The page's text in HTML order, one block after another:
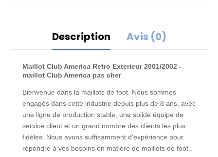
Description Avis (0)
Maillot Club America Retro Exterieur 2001/2002 -
maillot Club America pas cher
Bienvenue dans la maillots de foot. Nous sommes
engagés dans cette industrie depuis plus de 8 ans, avec
une ligne de production stable, une solide équipe de
service client et un grand nombre des clients les plus
fidèles. Nous avons suffisamment d'expérience pour
répondre à vos besoins en matière de maillots de foot..